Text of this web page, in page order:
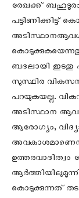
രേഖക്ക് ബഹുദൂരം
ബദലായി ഇടതു
സുസ്ഥിര
പറയുകയല്ല.
അടിസ്ഥാന
ആരോഗ്യം,
ഉത്തരവാദിത്വം
കൊടുക്കുന്നത്